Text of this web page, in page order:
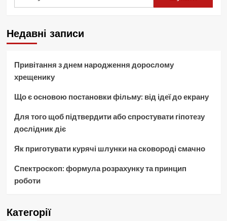
Недавні записи
Привітання з днем народження дорослому
хрещенику
Що є основою постановки фільму: від ідеї до екрану
Для того щоб підтвердити або спростувати гіпотезу
дослідник діє
Як приготувати курячі шлунки на сковороді смачно
Спектроскоп: формула розрахунку та принцип
роботи
Категорії